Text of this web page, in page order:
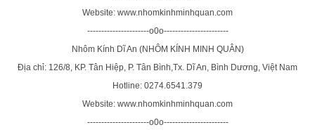
Website: www.nhomkinhminhquan.com
----------------------o0o-----------------------
Nhôm Kính Dĩ An (NHÔM KÍNH MINH QUÂN)
Địa chỉ: 126/8, KP. Tân Hiệp, P. Tân Bình,Tx. Dĩ An, Bình Dương, Việt Nam
Hotline: 0274.6541.379
Website: www.nhomkinhminhquan.com
----------------------o0o-----------------------